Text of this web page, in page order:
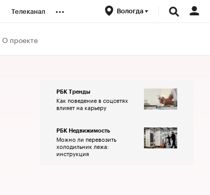
Телеканал ... Вологда
О проекте
РБК Тренды
Как поведение в соцсетях
влияет на карьеру
РБК Недвижимость
Можно ли перевозить
холодильник лежа:
инструкция